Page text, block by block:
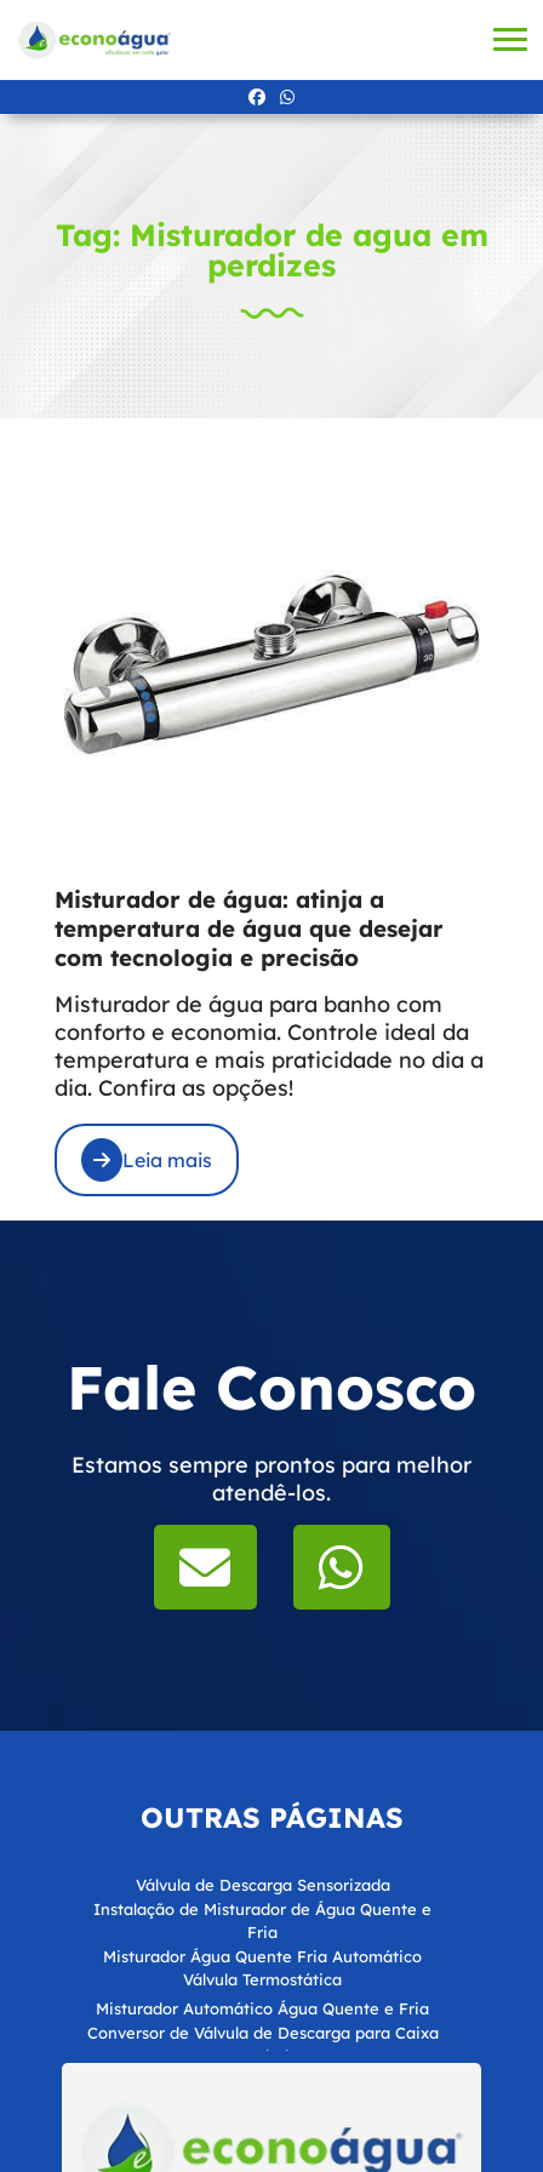
Tag: Misturador de agua em
perdizes
Misturador de água: atinja a
temperatura de água que desejar
com tecnologia e precisão
Misturador de água para banho com
conforto e economia. Controle ideal da
temperatura e mais praticidade no dia a
dia. Confira as opções!
Leia mais
Fale Conosco
Estamos sempre prontos para melhor
atendê-los.
OUTRAS PÁGINAS
Válvula de Descarga Sensorizada
Instalação de Misturador de Água Quente e
Fria
Misturador Água Quente Fria Automático
Válvula Termostática
Misturador Automático Água Quente e Fria
Conversor de Válvula de Descarga para Caixa
Acoplada
Automatização Hídrica para Economia de Água
para Empresas